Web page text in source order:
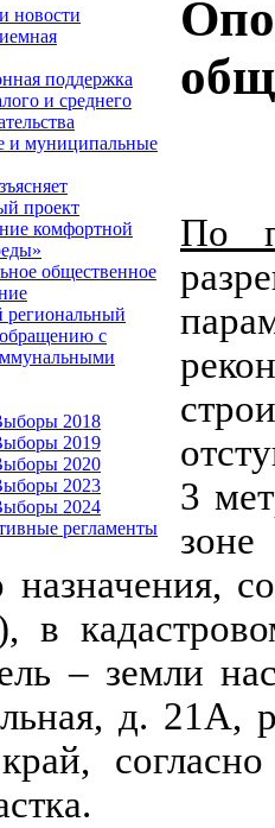
новости
поддержка
и среднего
и муниципальные
проект
комфортной
общественное
региональный
с
2018
2019
2020
2023
2024
регламенты
По
3
назначения,
в
– земли
д. 21А,